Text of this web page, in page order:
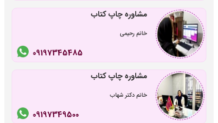
مشاوره چاپ کتاب
خانم رحیمی
09197345485
مشاوره چاپ کتاب
خانم دکتر شهاب
09197349500